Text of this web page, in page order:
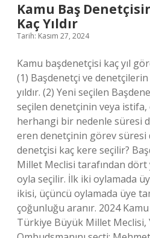
Kamu Baş
Kaç Yıldır
Tarih: Kasım 27, 2024
Kamu başdenetçisi kaç yıl
(1) Başdenetçi ve
yıldır. (2) Yeni seçilen
seçilen denetçinin veya
herhangi bir nedenle süresi
eren denetçinin görev süresi
denetçisi kaç kere seçilir?
Millet Meclisi tarafından dört
oyla seçilir. İlk iki oylamada
ikisi, üçüncü oylamada üye
çoğunluğu aranır. 2024
Türkiye Büyük Millet Meclisi,